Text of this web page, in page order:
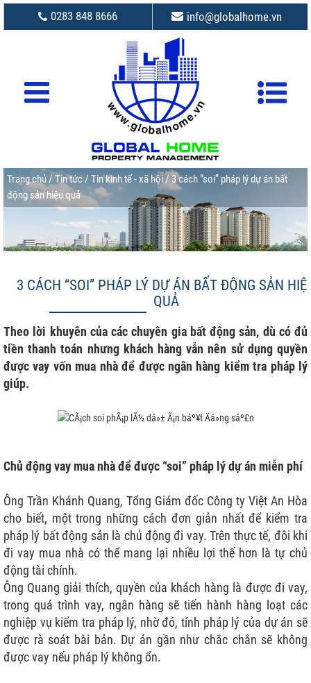
0283 848 8666 info@globalhome.vn
Trang chủ/Tin tức/ Tin kinh tế - xã hội/ 3 cách “soi” pháp lý dự án bất
động sản hiệu quả
3 CÁCH “SOI” PHÁP LÝ DỰ ÁN BẤT ĐỘNG SẢN
QUẢ
Theo lời khuyên của các chuyên gia bất động sản, dù có đủ
tiền thanh toán nhưng khách hàng vẫn nên sử dụng quyền
được vay vốn mua nhà để được ngân hàng kiểm tra pháp lý
giúp.
Chủ động vay mua nhà để được “soi” pháp lý dự án miễn phí
Ông Trần Khánh Quang, Tổng Giám đốc Công ty Việt An Hòa
cho biết, một trong những cách đơn giản nhất để kiểm tra
pháp lý bất động sản là chủ động đi vay. Trên thực tế, đôi khi
đi vay mua nhà có thể mang lại nhiều lợi thế hơn là tự chủ
động tài chính.
Ông Quang giải thích, quyền của khách hàng là được đi vay,
trong quá trình vay, ngân hàng sẽ tiến hành hàng loạt các
nghiệp vụ kiểm tra pháp lý, nhờ đó, tính pháp lý của dự án sẽ
được rà soát bài bản. Dự án gần như chắc chắn sẽ không
được vay nếu pháp lý không ổn.